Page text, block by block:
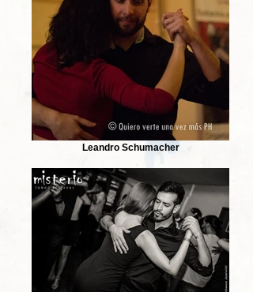
Leandro Schumacher